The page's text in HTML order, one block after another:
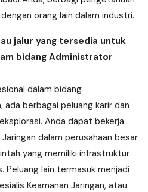
orang lain dalam industri.
jalur yang tersedia untuk
bidang Administrator
dalam bidang
berbagai peluang karir dan
Anda dapat bekerja
dalam perusahaan besar
yang memiliki infrastruktur
Peluang lain termasuk menjadi
Keamanan Jaringan, atau